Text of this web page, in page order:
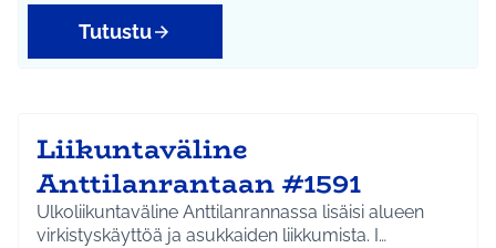
Tutustu
Liikuntaväline
Anttilanrantaan #1591
Ulkoliikuntaväline Anttilanrannassa lisäisi alueen
virkistyskäyttöä ja asukkaiden liikkumista. I…